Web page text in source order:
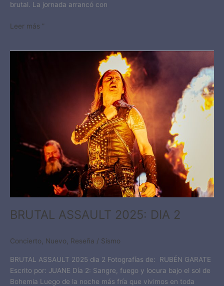
brutal. La jornada arrancó con
Leer más ”
BRUTAL ASSAULT 2025: DIA 2
Concierto Nuevo Reseña / Sismo
BRUTAL ASSAULT 2025 dia 2 Fotografías de: RUBÉN GARATE
Escrito por: JUANE Día 2: Sangre, fuego y locura bajo el sol de
Bohemia Luego de la noche más fría que vivimos en toda
BRUTAL